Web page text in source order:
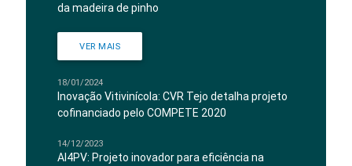
da madeira de pinho
VER MAIS
18/01/2024
Inovação Vitivinícola: CVR Tejo detalha projeto
cofinanciado pelo COMPETE 2020
14/12/2023
AI4PV: Projeto inovador para eficiência na